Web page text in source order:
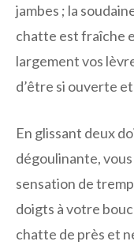
jambes ; la
chatte est fraîche
largement vos
d’être si ouverte
En glissant deux
dégoulinante,
sensation de
doigts à votre
chatte de près et